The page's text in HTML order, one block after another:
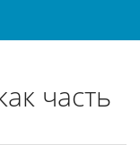
часть